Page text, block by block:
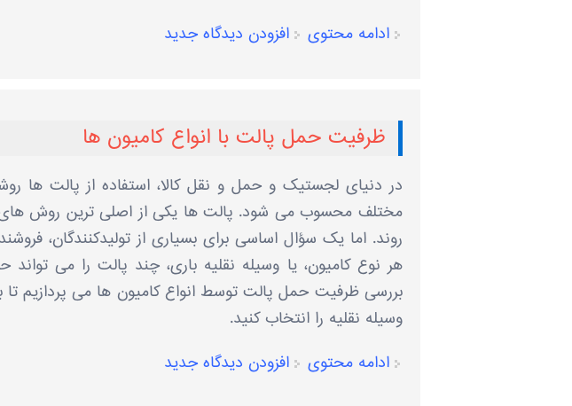
ادامه محتوی
افزودن دیدگاه جدید
ظرفیت حمل پالت با انواع کامیون ‌ها
در دنیای لجستیک و حمل‌ و نقل کالا، استفاده از پالت ‌ها
مختلف محسوب می ‌شود. پالت ‌ها یکی از اصلی ‌ترین روش‌ های
‌روند. اما یک سؤال اساسی برای بسیاری از تولیدکنندگان،
هر نوع کامیون، یا وسیله نقلیه باری، چند پالت را می
بررسی ظرفیت حمل پالت توسط انواع کامیون ‌ها می ‌پردازیم تا
وسیله نقلیه را انتخاب کنید.
ادامه محتوی
افزودن دیدگاه جدید